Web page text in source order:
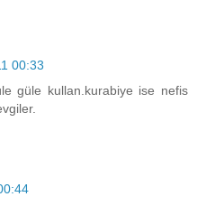
00:33
güle kullan.kurabiye ise nefis